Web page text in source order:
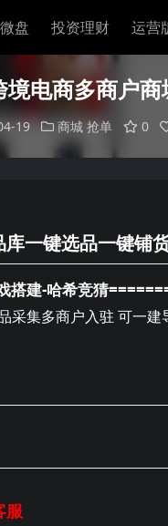
微盘 投资理财 运营
境电商多商户
19 商城 抢单 0
一键选品一键铺
搭建-哈希竞猜
采集多商户入驻 可一
服